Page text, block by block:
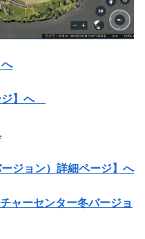
ジ】へ
ジョン）詳細ページ】へ
ャーセンター冬バージョ